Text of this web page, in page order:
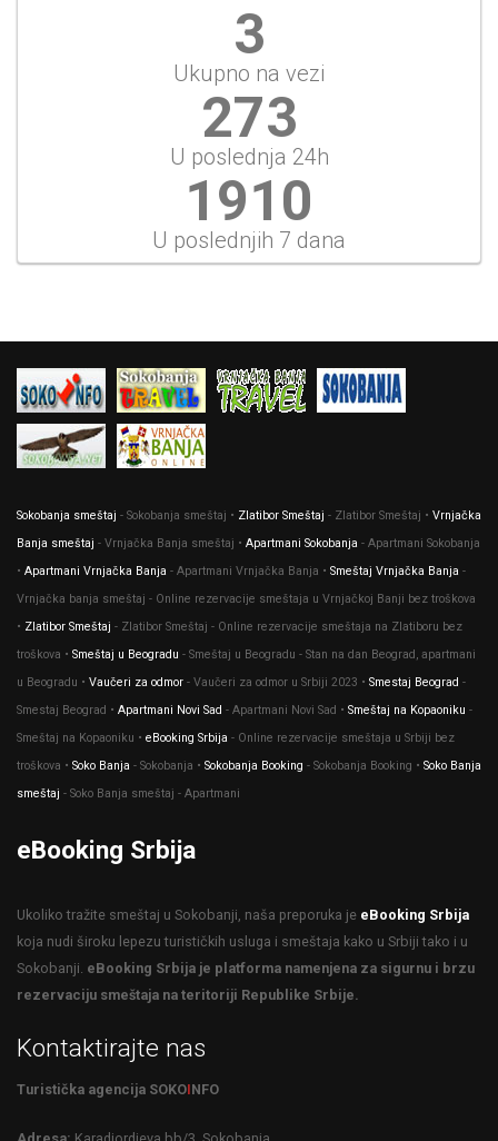
3
Ukupno na vezi
292
U poslednja 24h
2204
U poslednjih 7 dana
Sokobanja smeštaj - Sokobanja smeštaj • Zlatibor Smeštaj - Zlatibor Smeštaj • Vrnjačka
Banja smeštaj - Vrnjačka Banja smeštaj • Apartmani Sokobanja - Apartmani Sokobanja
• Apartmani Vrnjačka Banja - Apartmani Vrnjačka Banja • Smeštaj Vrnjačka Banja -
Vrnjačka banja smeštaj - Online rezervacije smeštaja u Vrnjačkoj Banji bez troškova
• Zlatibor Smeštaj - Zlatibor Smeštaj - Online rezervacije smeštaja na Zlatiboru bez
troškova • Smeštaj u Beogradu - Smeštaj u Beogradu - Stan na dan Beograd, apartmani
u Beogradu • Vaučeri za odmor - Vaučeri za odmor u Srbiji 2023 • Smestaj Beograd -
Smestaj Beograd • Apartmani Novi Sad - Apartmani Novi Sad • Smeštaj na Kopaoniku -
Smeštaj na Kopaoniku • eBooking Srbija - Оnline rezervacije smeštaja u Srbiji bez
troškova • Soko Banja - Sokobanja • Sokobanja Booking - Sokobanja Booking • Soko Banja
smeštaj - Soko Banja smeštaj - Apartmani
eBooking Srbija
Ukoliko tražite smeštaj u Sokobanji, naša preporuka je eBooking Srbija
koja nudi široku lepezu turističkih usluga i smeštaja kako u Srbiji tako i u
Sokobanji. eBooking Srbija je platforma namenjena za sigurnu i brzu
rezervaciju smeštaja na teritoriji Republike Srbije.
Kontaktirajte nas
Turistička agencija SOKOINFO